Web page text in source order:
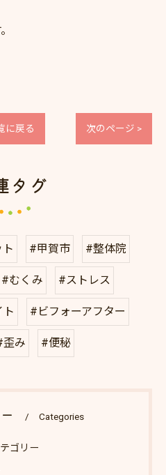
に戻る 次のページ >
タグ
#甲賀市 #整体院
#むくみ #ストレス
#ビフォーアフター
歪み #便秘
Categories
ゴリー